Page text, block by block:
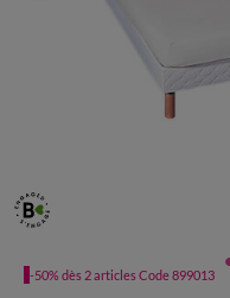
-50% dès 2 articles Code 899013